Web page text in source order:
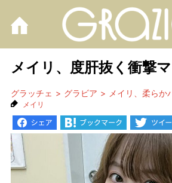
メイリ、度肝抜く衝撃
グラッチェ グラビア メイリ、柔らか
メイリ